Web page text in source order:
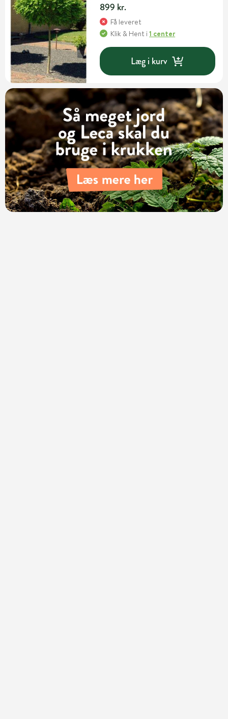
899 kr.
Få leveret
Klik & Hent i1 center
Læg i kurv